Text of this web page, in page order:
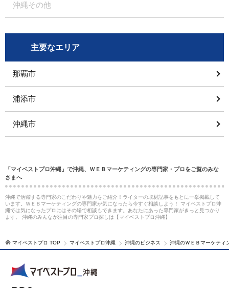
沖縄その他
主要なエリア
那覇市
浦添市
沖縄市
「マイベストプロ沖縄」で沖縄、ＷＥＢマーケティングの専門家・プロをご覧のみな
さまへ
沖縄で活躍する専門家のこだわりや魅力をご紹介！ライターの取材記事をもとに一挙掲載して
います。ＷＥＢマーケティングの専門家が気になったら今すぐ相談しよう！ マイベストプロ沖
縄では気になったプロにはその場で相談もできます。あなたにあった専門家がきっと見つかり
ます。 沖縄のみんなが注目の専門家プロ探しは【マイベストプロ沖縄】
マイベストプロ TOP マイベストプロ沖縄 沖縄のビジネス 沖縄のＷＥＢマーケティ